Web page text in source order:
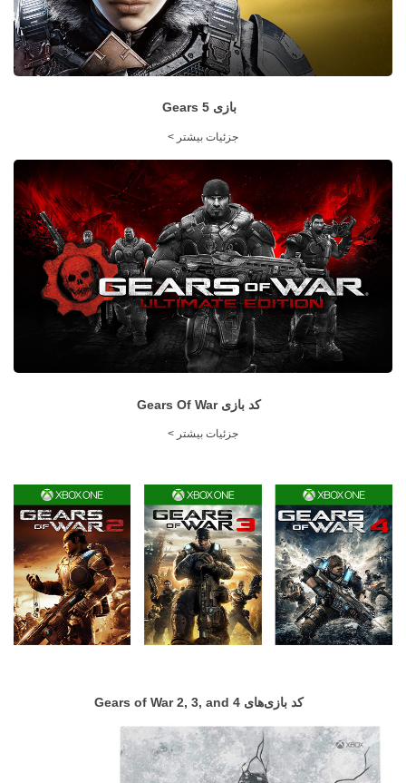
بازی Gears 5
جزئیات بیشتر >
کد بازی Gears Of War
جزئیات بیشتر >
کد بازی‌های Gears of War 2, 3, and 4